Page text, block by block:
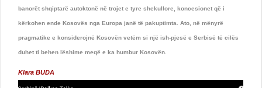
banorët shqiptarë autoktonë në trojet e tyre shekullore, koncesionet që i
kërkohen ende Kosovës nga Europa janë të pakuptimta. Ato, në mënyrë
pragmatike e konsiderojnë Kosovën vetëm si një ish-pjesë e Serbisë të cilës
duhet ti behen lëshime meqë e ka humbur Kosovën.
Klara BUDA